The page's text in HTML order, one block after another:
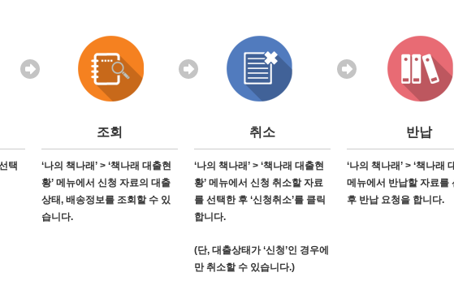
택
조회
‘나의 책나래’ > ‘책나래 대출현
황’ 메뉴에서 신청 자료의 대출
상태, 배송정보를 조회할 수 있
습니다.
취소
‘나의 책나래’ > ‘책나래 대출현
황’ 메뉴에서 신청 취소할 자료
를 선택한 후 ‘신청취소’를 클릭
합니다.
(단, 대출상태가 ‘신청’인 경우에
만 취소할 수 있습니다.)
반납
‘나의 책나래’ > ‘책나래
메뉴에서 반납할 자료를
후 반납 요청을 합니다.